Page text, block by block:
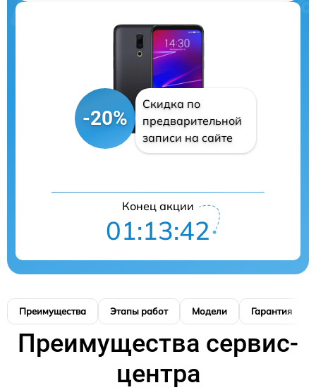
-20%
Скидка по
предварительной
записи на сайте
Конец акции
01:13:41
Преимущества Этапы работ Модели Гарантия
Преимущества сервис-
центра